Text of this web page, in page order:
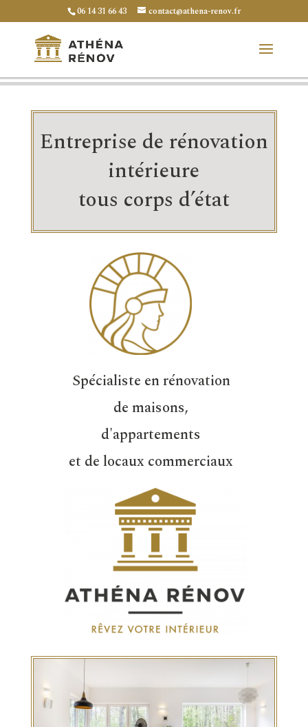
06 14 31 66 43 contact@athena-renov.fr
Entreprise de rénovation
intérieure
tous corps d’état
Spécialiste en rénovation
de maisons,
d'appartements
et de locaux commerciaux